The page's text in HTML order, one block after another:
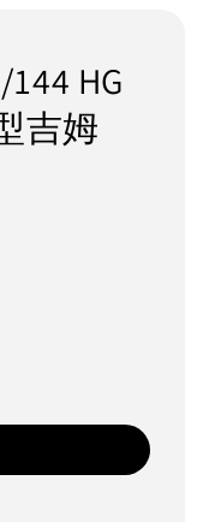
HG
吉姆